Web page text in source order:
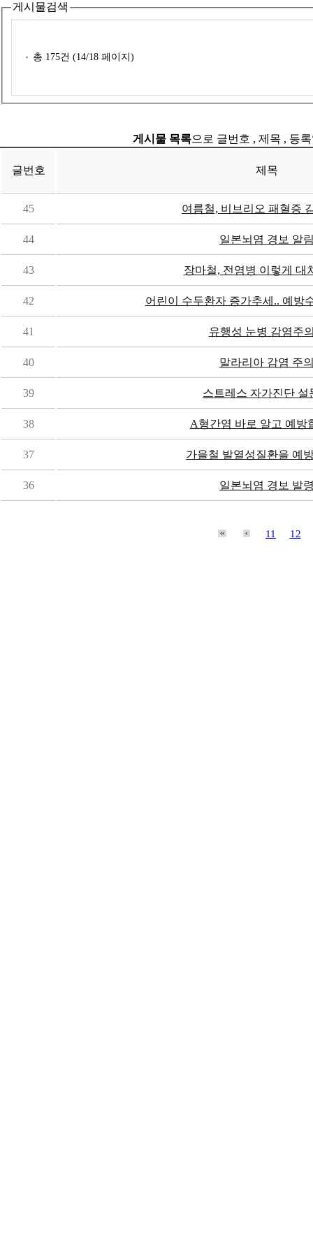
게시물검색
총 175건 (14/18 페이지)
게시물 목록으로 글번호 , 제목 , 등
글번호 제목
45 여름철, 비브리오 패혈증
44 일본뇌염 경보 알
43 장마철, 전염병 이렇게 대
42 어린이 수두환자 증가추세.. 예방
41 유행성 눈병 감염주
40 말라리아 감염 주
39 스트레스 자가진단 설
38 A형간염 바로 알고 예방
37 가을철 발열성질환을 예
36 일본뇌염 경보 발
11 12